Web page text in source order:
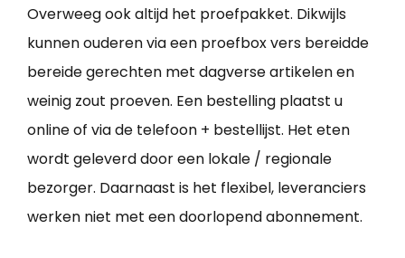
Overweeg ook altijd het proefpakket. Dikwijls
kunnen ouderen via een proefbox vers bereidde
bereide gerechten met dagverse artikelen en
weinig zout proeven. Een bestelling plaatst u
online of via de telefoon + bestellijst. Het eten
wordt geleverd door een lokale / regionale
bezorger. Daarnaast is het flexibel, leveranciers
werken niet met een doorlopend abonnement.